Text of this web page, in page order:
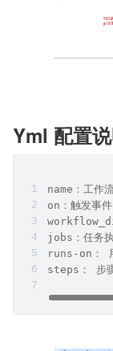
Yml 配置
name：工作
on：触发
jobs：任务执
runs-on：
steps： 步